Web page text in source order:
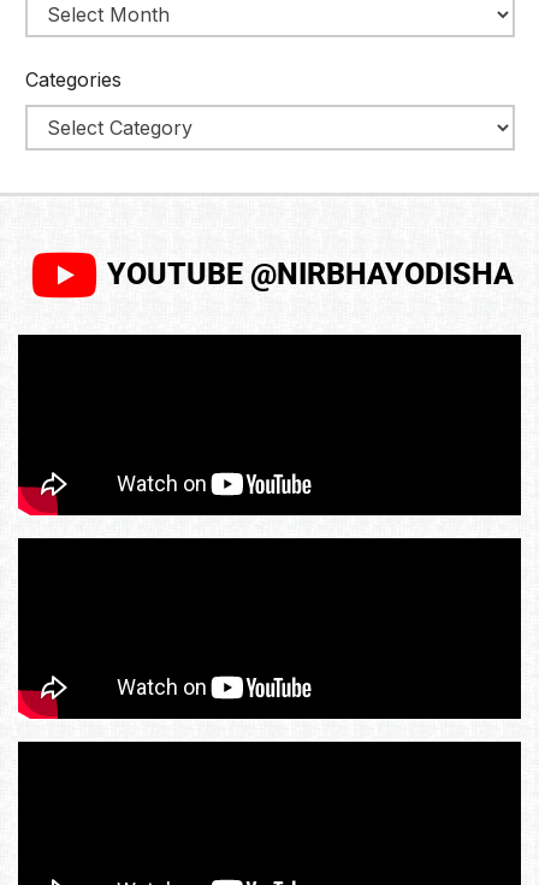
Categories
YOUTUBE @NIRBHAYODISHA